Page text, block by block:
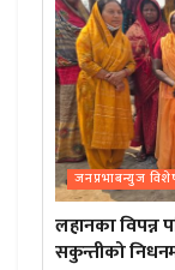
जनप्रभाबन्युज
लहानका विपन्न
सकुन्तीको